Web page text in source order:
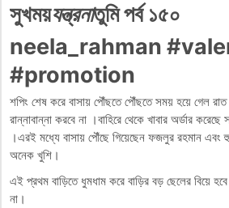
সুখময়যন্ত্রনাতুমি পর্ব ১৫০
neela_rahman
#promotion
শপিং শেষ করে বাসায় পৌঁছতে পৌঁছতে সময় হয়ে গেল
রান্নাবান্না করবে না ।বাহিরে থেকে খাবার অর্ডার
।এরই মধ্যে বাসায় পৌঁছে গিয়েছেন ফজলুর রহমান এবং
অনেক খুশি।
এই প্রথম বাড়িতে ধুমধাম করে বাড়ির বড় ছেলের বিয়ে
না।